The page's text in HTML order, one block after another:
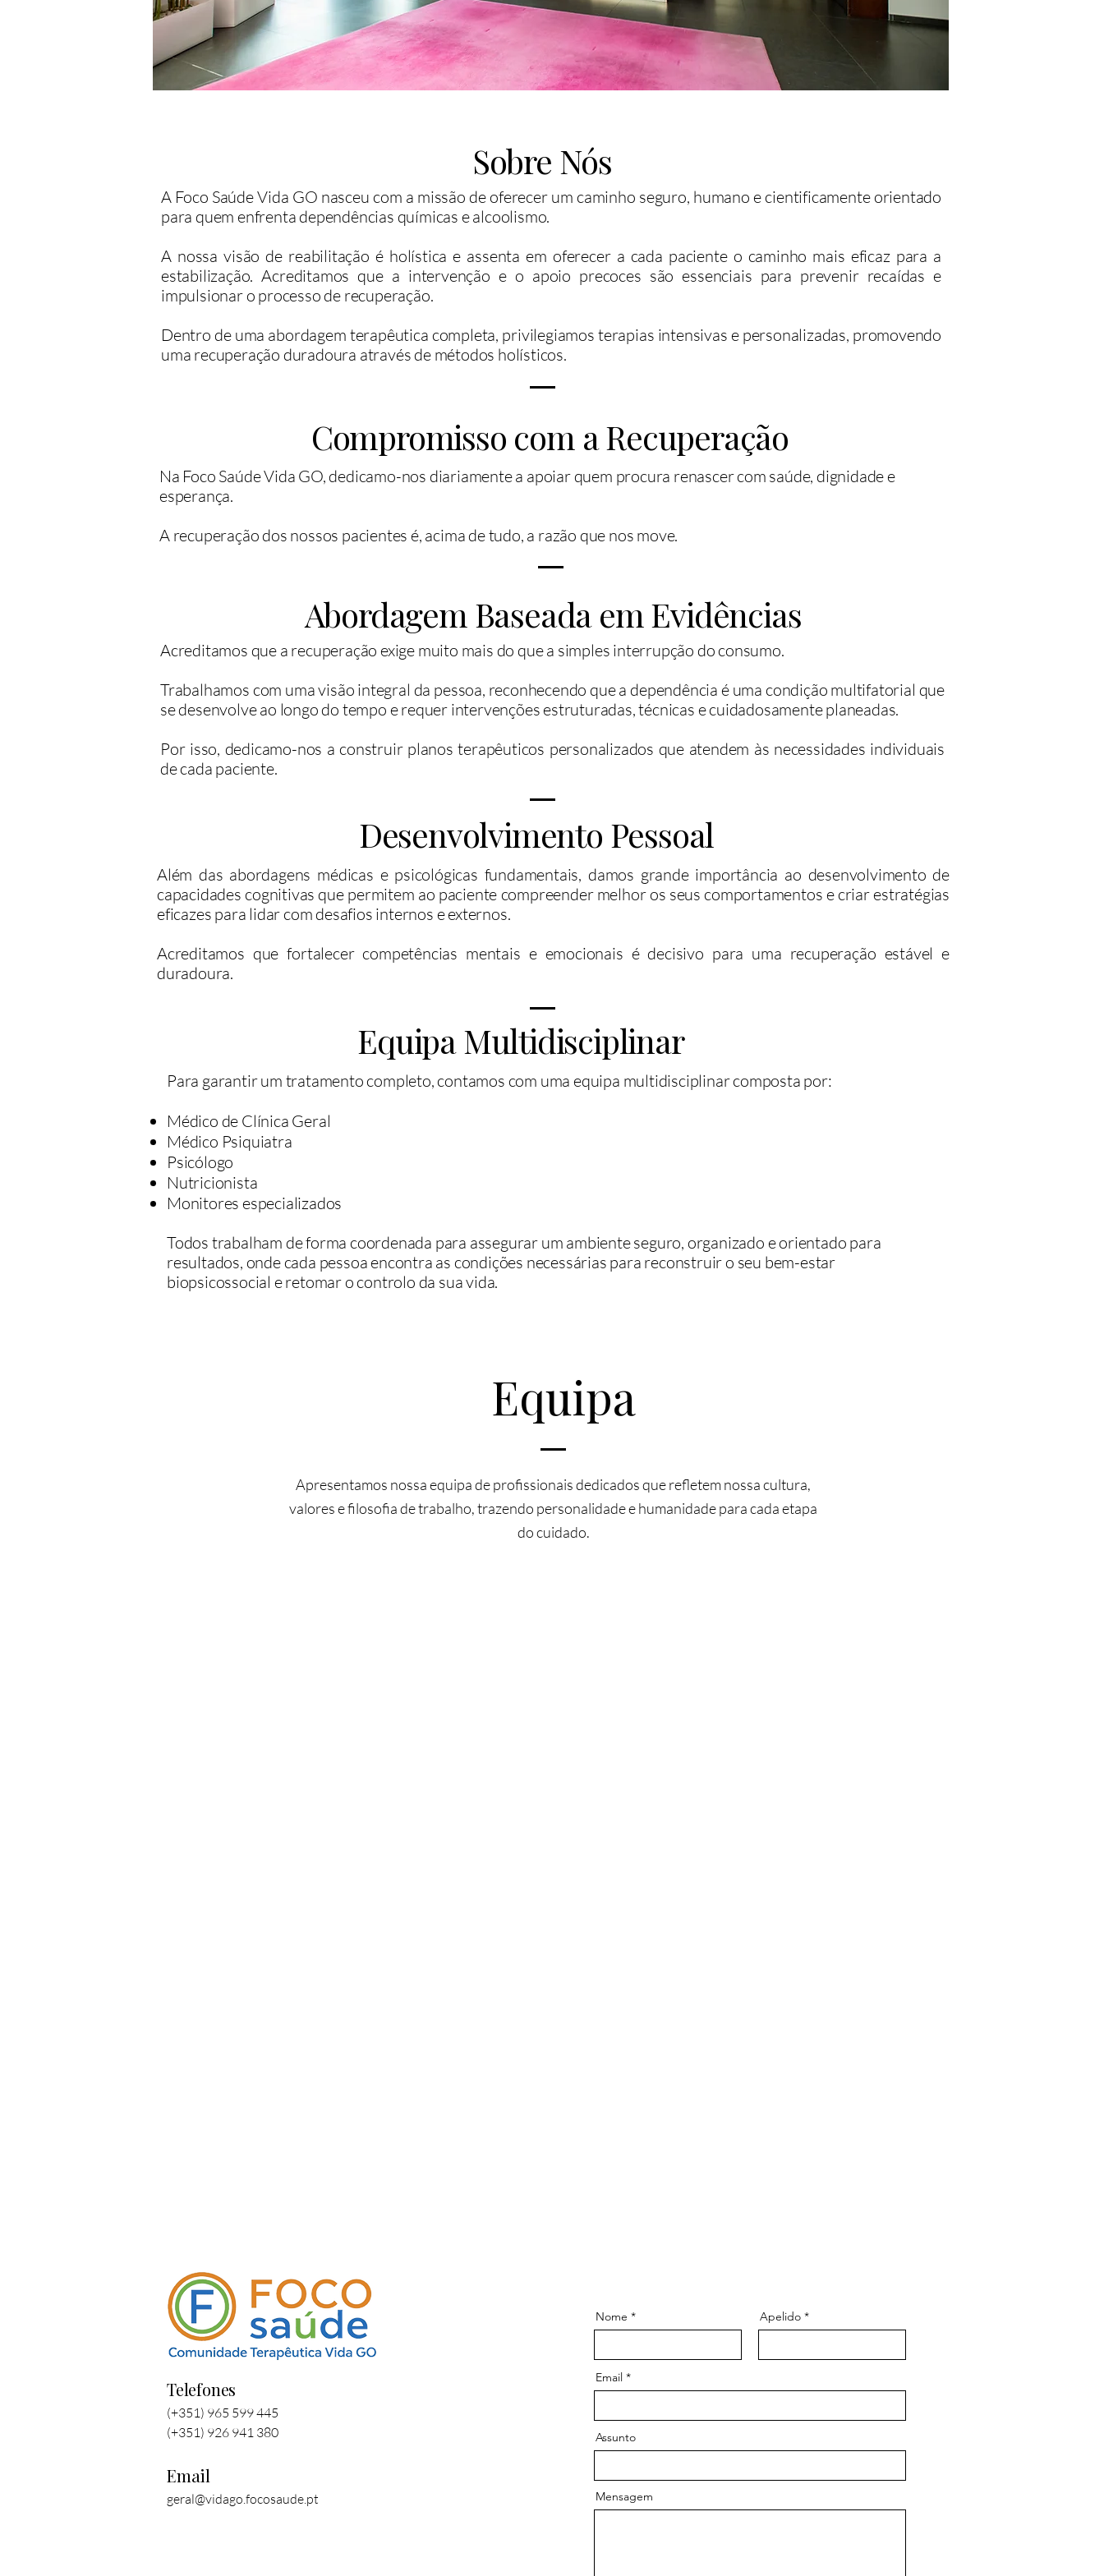
Sobre Nós
A Foco Saúde Vida GO nasceu com a missão de oferecer um caminho seguro, humano e cientificamente orientado
para quem enfrenta dependências químicas e alcoolismo.
A nossa visão de reabilitação é holística e assenta em oferecer a cada paciente o caminho mais eficaz para a
estabilização. Acreditamos que a intervenção e o apoio precoces são essenciais para prevenir recaídas e
impulsionar o processo de recuperação.
Dentro de uma abordagem terapêutica completa, privilegiamos terapias intensivas e personalizadas, promovendo
uma recuperação duradoura através de métodos holísticos.
Compromisso com a Recuperação
Na Foco Saúde Vida GO, dedicamo-nos diariamente a apoiar quem procura renascer com saúde, dignidade e
esperança.
A recuperação dos nossos pacientes é, acima de tudo, a razão que nos move.
Abordagem Baseada em Evidências
Acreditamos que a recuperação exige muito mais do que a simples interrupção do consumo.
Trabalhamos com uma visão integral da pessoa, reconhecendo que a dependência é uma condição multifatorial que
se desenvolve ao longo do tempo e requer intervenções estruturadas, técnicas e cuidadosamente planeadas.
Por isso, dedicamo-nos a construir planos terapêuticos personalizados que atendem às necessidades individuais
de cada paciente.
Desenvolvimento Pessoal
Além das abordagens médicas e psicológicas fundamentais, damos grande importância ao desenvolvimento de
capacidades cognitivas que permitem ao paciente compreender melhor os seus comportamentos e criar estratégias
eficazes para lidar com desafios internos e externos.
Acreditamos que fortalecer competências mentais e emocionais é decisivo para uma recuperação estável e
duradoura.
Equipa Multidisciplinar
Para garantir um tratamento completo, contamos com uma equipa multidisciplinar composta por:
Médico de Clínica Geral
Médico Psiquiatra
Psicólogo
Nutricionista
Monitores especializados
Todos trabalham de forma coordenada para assegurar um ambiente seguro, organizado e orientado para
resultados, onde cada pessoa encontra as condições necessárias para reconstruir o seu bem-estar
biopsicossocial e retomar o controlo da sua vida.
Equipa
Apresentamos nossa equipa de profissionais dedicados que refletem nossa cultura,
valores e filosofia de trabalho, trazendo personalidade e humanidade para cada etapa
do cuidado.
Telefones
(+351) 965 599 445
(+351) 926 941 380
Email
geral@vidago.focosaude.pt
Nome Apelido
Email
Assunto
Mensagem